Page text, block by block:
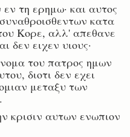
τη ερημω· και αυτος
κατα
Κορε, αλλ' απεθανε
δεν ειχεν υιους·
του πατρος ημων
διοτι δεν εχει
μεταξυ των
κρισιν αυτων ενωπιον